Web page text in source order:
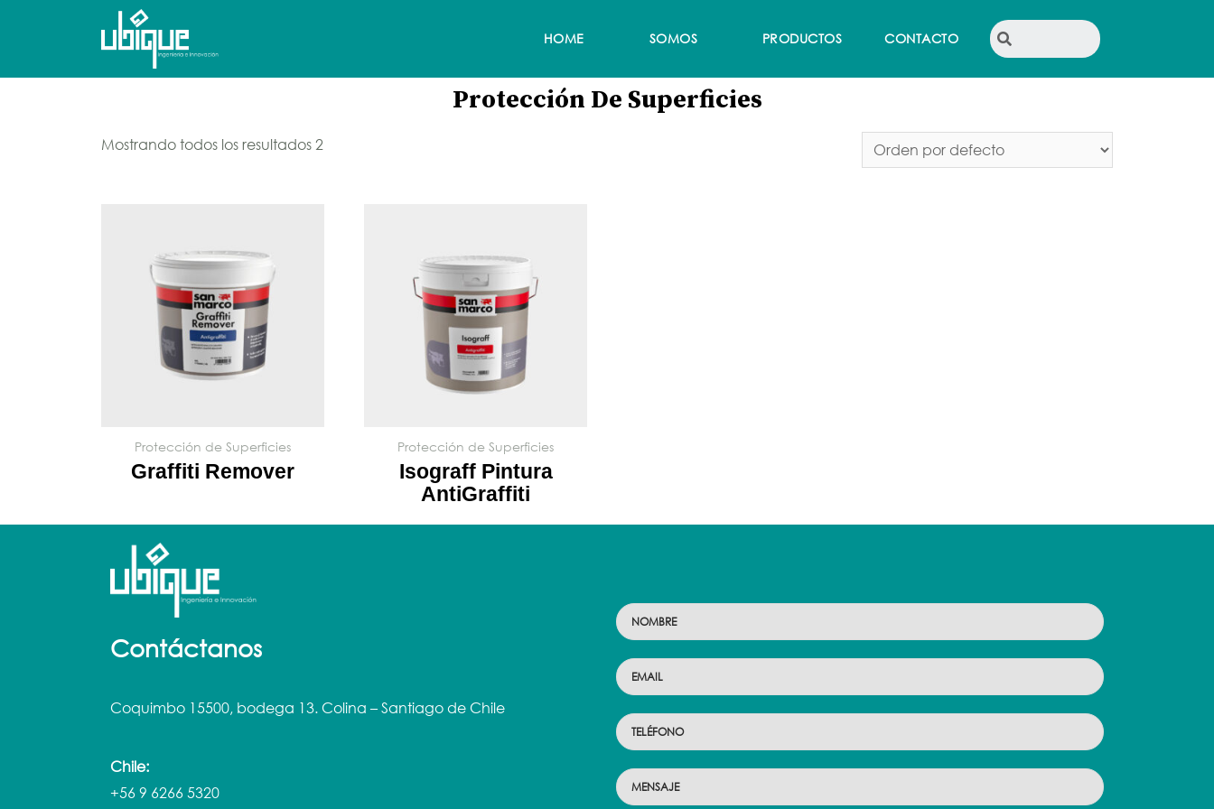
HOME SOMOS PRODUCTOS CONTACTO
Protección De Superficies
Mostrando todos los resultados 2
Protección de Superficies
Graffiti Remover
Protección de Superficies
Isograff Pintura
AntiGraffiti
Contáctanos
Coquimbo 15500, bodega 13. Colina – Santiago de Chile
Chile:
+56 9 6266 5320